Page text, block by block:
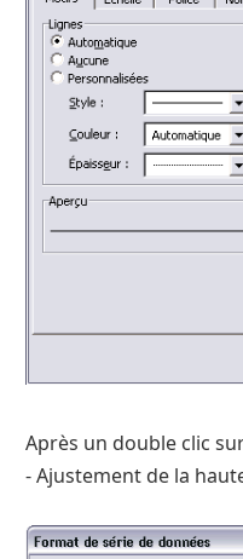
Après un double clic
- Ajustement de la